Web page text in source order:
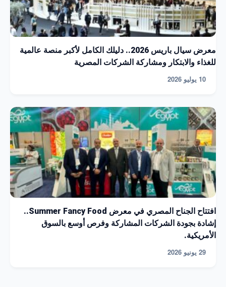
معرض سيال باريس 2026.. دليلك الكامل لأكبر منصة عالمية
للغذاء والابتكار ومشاركة الشركات المصرية
10 يوليو 2026
افتتاح الجناح المصري في معرض Summer Fancy Food..
إشادة بجودة الشركات المشاركة وفرص أوسع بالسوق
الأمريكية.
29 يونيو 2026